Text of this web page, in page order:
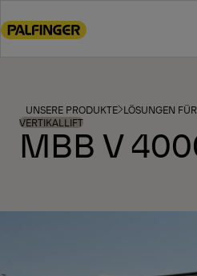
to
footer
content
UNSERE PRODUKTE LÖSUNGEN
VERTIKALLIFT
MBB V